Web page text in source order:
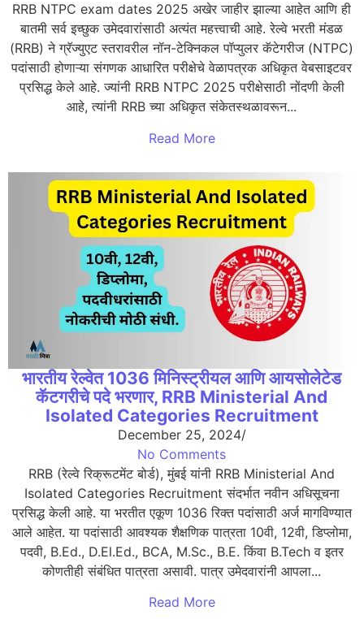
RRB NTPC exam dates 2025 अखेर जाहीर झाल्या आहेत आणि ही
बातमी सर्व इच्छुक उमेदवारांसाठी अत्यंत महत्त्वाची आहे. रेल्वे भरती मंडळ
(RRB) ने ग्रॅज्युएट स्तरावरील नॉन-टेक्निकल पॉप्युलर कॅटेगरीज (NTPC)
पदांसाठी होणाऱ्या संगणक आधारित परीक्षेचे वेळापत्रक अधिकृत वेबसाइटवर
प्रसिद्ध केले आहे. ज्यांनी RRB NTPC 2025 परीक्षेसाठी नोंदणी केली
आहे, त्यांनी RRB च्या अधिकृत संकेतस्थळावरून...
Read More
भारतीय रेल्वेत 1036 मिनिस्ट्रीयल आणि आयसोलेटेड
कॅटगरीचे पदे भरणार, RRB Ministerial And
Isolated Categories Recruitment
December 25, 2024/
No Comments
RRB (रेल्वे रिक्रूटमेंट बोर्ड), मुंबई यांनी RRB Ministerial And
Isolated Categories Recruitment संदर्भात नवीन अधिसूचना
प्रसिद्ध केली आहे. या भरतीत एकूण 1036 रिक्त पदांसाठी अर्ज मागविण्यात
आले आहेत. या पदांसाठी आवश्यक शैक्षणिक पात्रता 10वी, 12वी, डिप्लोमा,
पदवी, B.Ed., D.El.Ed., BCA, M.Sc., B.E. किंवा B.Tech व इतर
कोणतीही संबंधित पात्रता असावी. पात्र उमेदवारांनी आपला...
Read More